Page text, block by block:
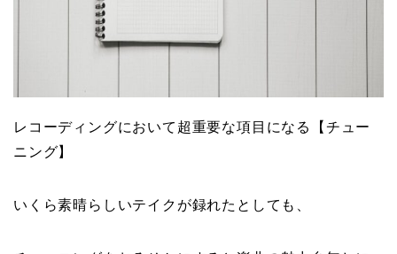
レコーディングにおいて超重要な項目になる【チュー
ニング】
いくら素晴らしいテイクが録れたとしても、